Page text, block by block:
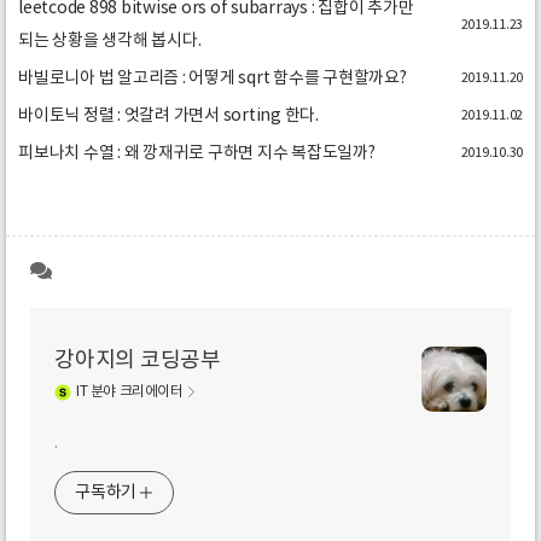
leetcode 898 bitwise ors of subarrays : 집합이 추가만
되는 상황을 생각해 봅시다.
2019.11.23
바빌로니아 법 알고리즘 : 어떻게 sqrt 함수를 구현할까요? 2019.11.20
바이토닉 정렬 : 엇갈려 가면서 sorting 한다. 2019.11.02
피보나치 수열 : 왜 깡재귀로 구하면 지수 복잡도일까? 2019.10.30
강아지의 코딩공부
IT분야 크리에이터
.
구독하기